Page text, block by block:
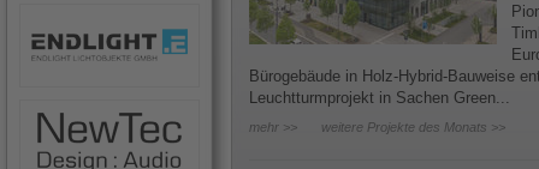
Bürogebäude in Holz-Hybrid-Bauweise
Leuchtturmprojekt in Sachen Green...
mehr >> weitere Projekte des Monats >>